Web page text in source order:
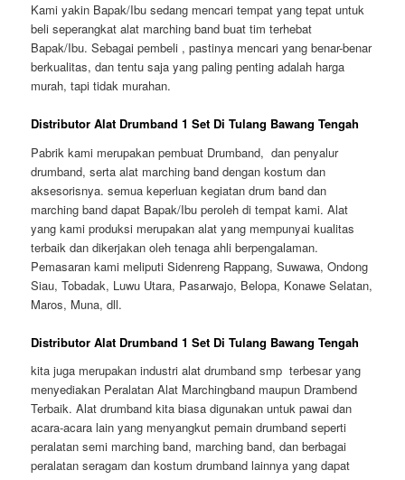
Kami yakin Bapak/Ibu sedang mencari tempat yang tepat untuk
beli seperangkat alat marching band buat tim terhebat
Bapak/Ibu. Sebagai pembeli , pastinya mencari yang benar-benar
berkualitas, dan tentu saja yang paling penting adalah harga
murah, tapi tidak murahan.
Distributor Alat Drumband 1 Set Di Tulang Bawang Tengah
Pabrik kami merupakan pembuat Drumband, dan penyalur
drumband, serta alat marching band dengan kostum dan
aksesorisnya. semua keperluan kegiatan drum band dan
marching band dapat Bapak/Ibu peroleh di tempat kami. Alat
yang kami produksi merupakan alat yang mempunyai kualitas
terbaik dan dikerjakan oleh tenaga ahli berpengalaman.
Pemasaran kami meliputi Sidenreng Rappang, Suwawa, Ondong
Siau, Tobadak, Luwu Utara, Pasarwajo, Belopa, Konawe Selatan,
Maros, Muna, dll.
Distributor Alat Drumband 1 Set Di Tulang Bawang Tengah
kita juga merupakan industri alat drumband smp terbesar yang
menyediakan Peralatan Alat Marchingband maupun Drambend
Terbaik. Alat drumband kita biasa digunakan untuk pawai dan
acara-acara lain yang menyangkut pemain drumband seperti
peralatan semi marching band, marching band, dan berbagai
peralatan seragam dan kostum drumband lainnya yang dapat